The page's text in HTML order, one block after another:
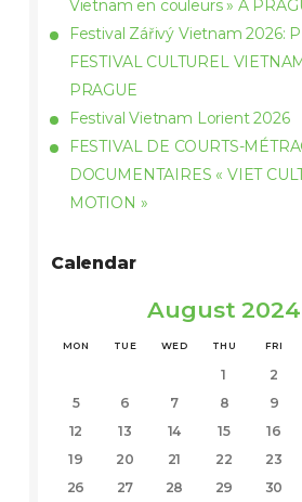
Vietnam en couleurs » À
Festival Zářivý Vietnam 2026:
FESTIVAL CULTUREL
PRAGUE
Festival Vietnam Lorient 2026
FESTIVAL DE COURTS-
DOCUMENTAIRES « VIET
MOTION »
Calendar
August 2024
MON TUE WED THU FRI
1 2
5
6 7 8 9
12
13 14 15 16
19
20 21 22 23
26
27 28 29 30